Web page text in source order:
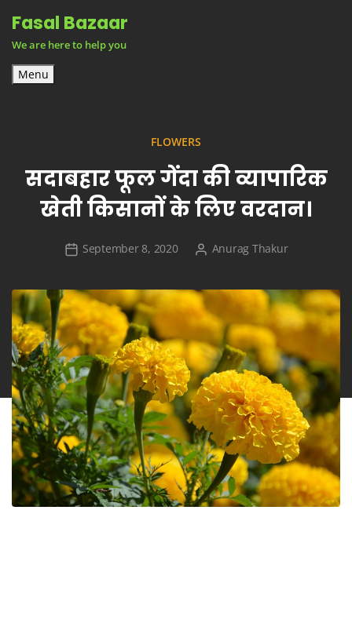
content
Fasal Bazaar
We are here to help you
Menu
FLOWERS
सदाबहार फूल गेंदा की व्यापारिक
खेती किसानों के लिए वरदान।
September 8, 2020 Anurag Thakur